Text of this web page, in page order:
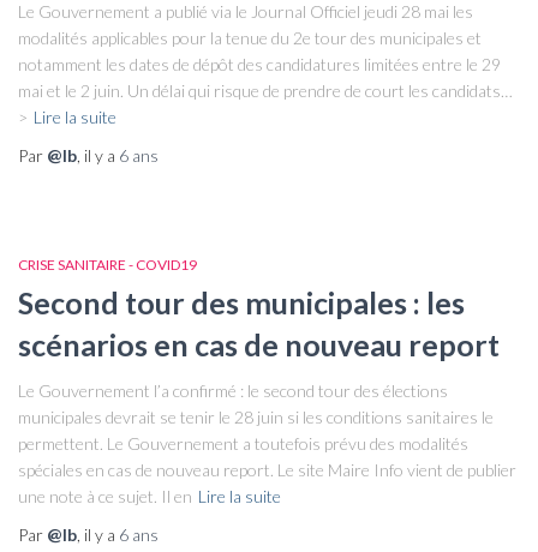
Le Gouvernement a publié via le Journal Officiel jeudi 28 mai les
modalités applicables pour la tenue du 2e tour des municipales et
notamment les dates de dépôt des candidatures limitées entre le 29
mai et le 2 juin. Un délai qui risque de prendre de court les candidats…
> Lire la suite
Par @lb , il y a 6 ans
CRISE SANITAIRE - COVID19
Second tour des municipales : les
scénarios en cas de nouveau report
Le Gouvernement l’a confirmé : le second tour des élections
municipales devrait se tenir le 28 juin si les conditions sanitaires le
permettent. Le Gouvernement a toutefois prévu des modalités
spéciales en cas de nouveau report. Le site Maire Info vient de publier
une note à ce sujet. Il en Lire la suite
Par @lb , il y a 6 ans